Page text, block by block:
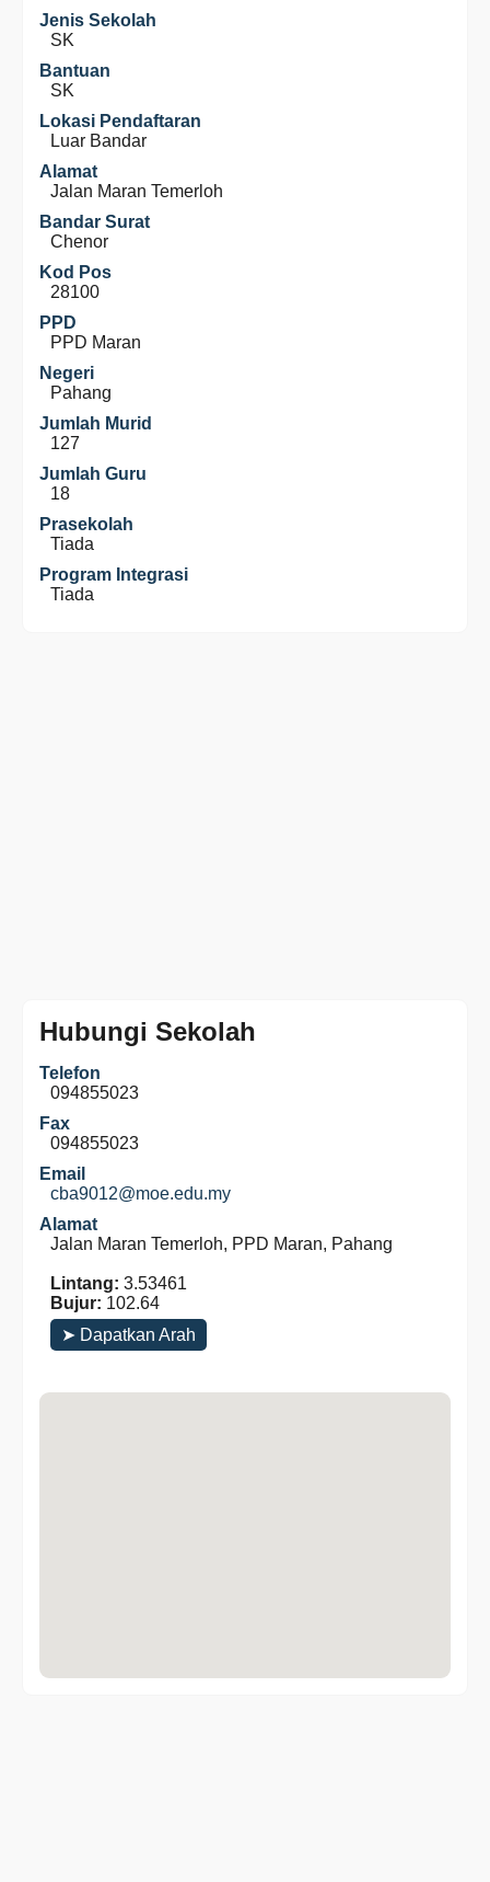
Jenis Sekolah
SK
Bantuan
SK
Lokasi Pendaftaran
Luar Bandar
Alamat
Jalan Maran Temerloh
Bandar Surat
Chenor
Kod Pos
28100
PPD
PPD Maran
Negeri
Pahang
Jumlah Murid
127
Jumlah Guru
18
Prasekolah
Tiada
Program Integrasi
Tiada
Hubungi Sekolah
Telefon
094855023
Fax
094855023
Email
cba9012@moe.edu.my
Alamat
Jalan Maran Temerloh, PPD Maran, Pahang
Lintang: 3.53461
Bujur: 102.64
➤ Dapatkan Arah